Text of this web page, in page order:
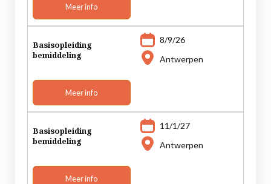
Meer info
8/9/26
Antwerpen
Basisopleiding
bemiddeling
Meer info
11/1/27
Antwerpen
Basisopleiding
bemiddeling
Meer info